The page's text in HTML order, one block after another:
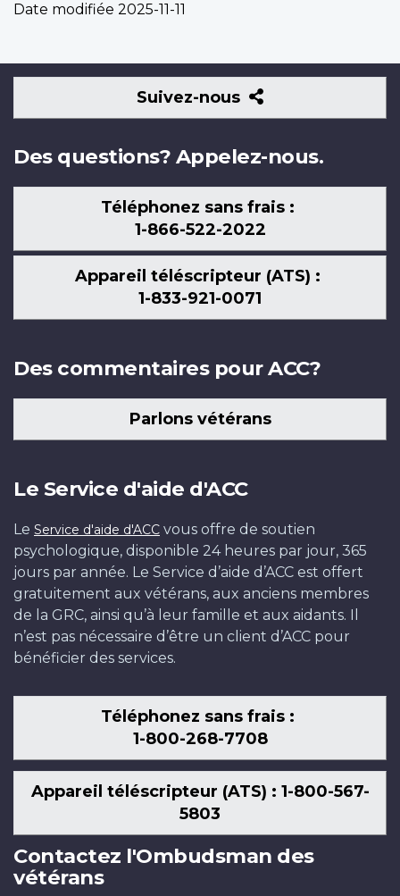
Date modifiée 2025-11-11
Suivez-nous
Suivez-
nous
Des questions? Appelez-nous.
Téléphonez sans frais :
1-866-522-2022
Appareil téléscripteur (ATS) :
1-833-921-0071
Des commentaires pour ACC?
Parlons vétérans
Le Service d'aide d'ACC
Le Service d'aide d'ACC vous offre de soutien
psychologique, disponible 24 heures par jour, 365
jours par année. Le Service d’aide d’ACC est offert
gratuitement aux vétérans, aux anciens membres
de la GRC, ainsi qu’à leur famille et aux aidants. Il
n’est pas nécessaire d’être un client d’ACC pour
bénéficier des services.
Téléphonez sans frais :
1-800-268-7708
Appareil téléscripteur (ATS) : 1-800-567-
5803
Contactez l'Ombudsman des
vétérans